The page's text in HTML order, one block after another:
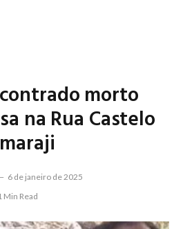
morto
na Rua Castelo
6 de janeiro de 2025
Min Read